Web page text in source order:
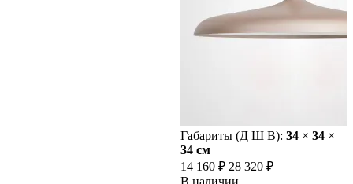
Габариты (Д Ш В): 34 × 34 ×
34 cм
14 160 ₽ 28 320 ₽